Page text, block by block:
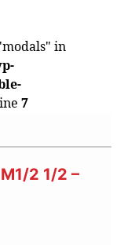
in
7
2 1/2 –